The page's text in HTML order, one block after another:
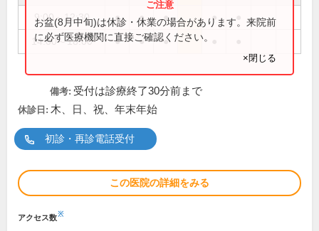
9:00～12:30 ● ● ● ●
14:00～18:00 ● ● ●
お盆(8月中旬)は休診・休業の場合があります。来院前
に必ず医療機関に直接ご確認ください。
×閉じる
備考: 受付は診療終了30分前まで
休診日: 木、日、祝、年末年始
初診・再診電話受付
この医院の詳細をみる
アクセス数※